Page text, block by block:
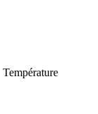
Température